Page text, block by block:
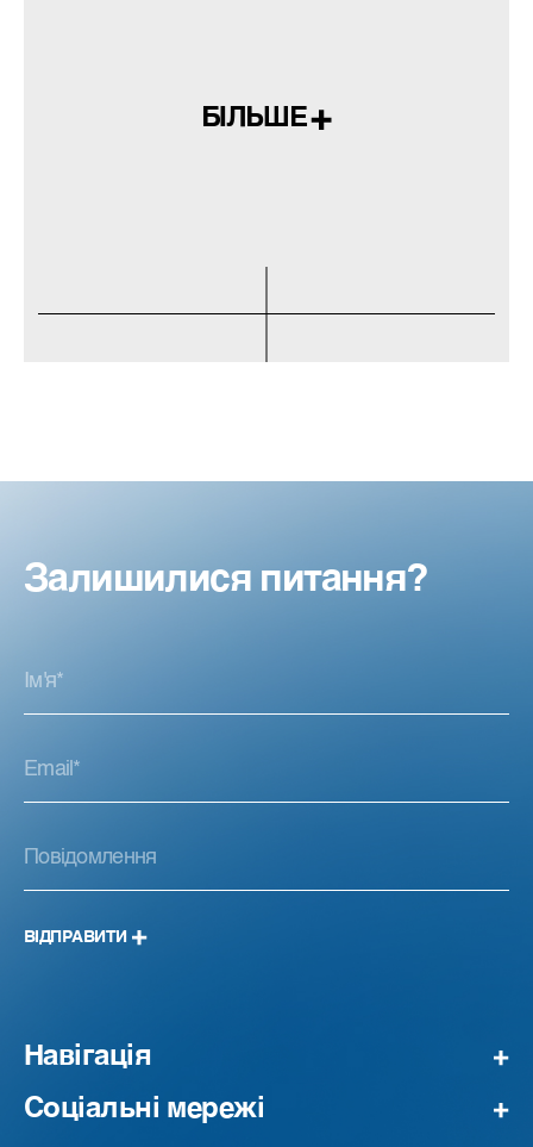
БІЛЬШЕ
Залишилися питання?
ВІДПРАВИТИ
Навігація
Соціальні мережі